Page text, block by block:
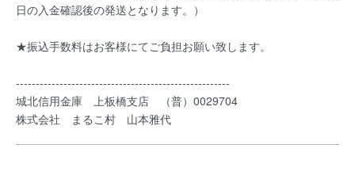
日の入金確認後の発送となります。）
★振込手数料はお客様にてご負担お願い致します。
------------------------------------------------------
城北信用金庫 上板橋支店 （普）0029704
株式会社 まるこ村 山本雅代